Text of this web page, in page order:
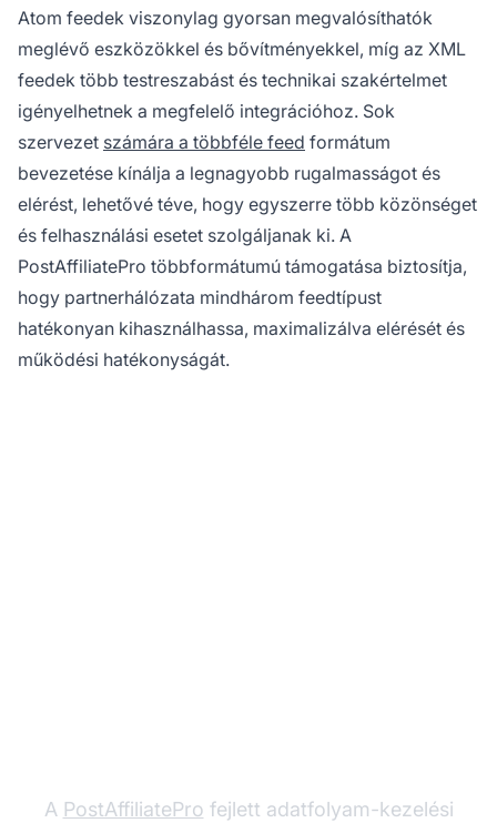
Atom feedek viszonylag gyorsan megvalósíthatók
meglévő eszközökkel és bővítményekkel, míg az XML
feedek több testreszabást és technikai szakértelmet
igényelhetnek a megfelelő integrációhoz. Sok
szervezet számára a többféle feed formátum
bevezetése kínálja a legnagyobb rugalmasságot és
elérést, lehetővé téve, hogy egyszerre több közönséget
és felhasználási esetet szolgáljanak ki. A
PostAffiliatePro többformátumú támogatása biztosítja,
hogy partnerhálózata mindhárom feedtípust
hatékonyan kihasználhassa, maximalizálva elérését és
működési hatékonyságát.
A PostAffiliatePro fejlett adatfolyam-kezelési